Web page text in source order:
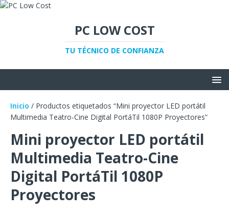
PC LOW COST
TU TÉCNICO DE CONFIANZA
Inicio / Productos etiquetados “Mini proyector LED portátil
Multimedia Teatro-Cine Digital PortáTil 1080P Proyectores”
Mini proyector LED portátil
Multimedia Teatro-Cine
Digital PortáTil 1080P
Proyectores